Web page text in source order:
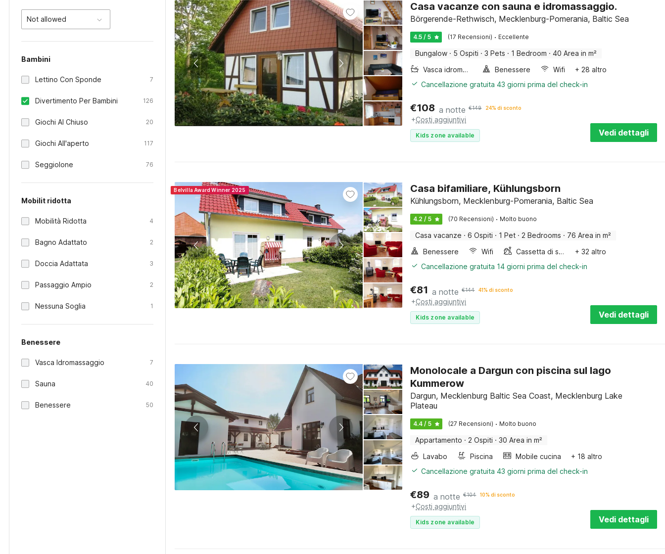
Not allowed
Bambini
Lettino Con Sponde 7
Divertimento Per Bambini 126
Giochi Al Chiuso 20
Giochi All'aperto 117
Seggiolone 76
Mobilit ridotta
Mobilità Ridotta 4
Bagno Adattato 2
Doccia Adattata 3
Passaggio Ampio 2
Nessuna Soglia 1
Benessere
Vasca Idromassaggio 7
Sauna 40
Benessere 50
Casa vacanze con sauna e idromassaggio.
Börgerende-Rethwisch, Mecklenburg-Pomerania, Baltic Sea
4.5 / 5 (17 Recensioni) · Eccellente
Bungalow · 5 Ospiti · 3 Pets · 1 Bedroom · 40 Area in m²
Vasca idromassaggio
Benessere Wifi
+ 28 altro
Cancellazione gratuita 43 giorni prima del check-in
€108 a notte €149 24% di sconto
+Costi aggiuntivi
Kids zone available Vedi dettagli
Belvilla Award Winner 2025 Casa bifamiliare, Kühlungsborn
Kühlungsborn, Mecklenburg-Pomerania, Baltic Sea
4.2 / 5 (70 Recensioni) · Molto buono
Casa vacanze · 6 Ospiti · 1 Pet · 2 Bedrooms · 76 Area in m²
Benessere
Wifi Cassetta di sabbia
+ 32 altro
Cancellazione gratuita 14 giorni prima del check-in
€81 a notte €144 41% di sconto
+Costi aggiuntivi
Kids zone available Vedi dettagli
Monolocale a Dargun con piscina sul lago
Kummerow
Dargun, Mecklenburg Baltic Sea Coast, Mecklenburg Lake
Plateau
4.4 / 5 (27 Recensioni) · Molto buono
Appartamento · 2 Ospiti · 30 Area in m²
Lavabo
Piscina Mobile cucina
+ 18 altro
Cancellazione gratuita 43 giorni prima del check-in
€89 a notte €104 10% di sconto
+Costi aggiuntivi
Kids zone available Vedi dettagli